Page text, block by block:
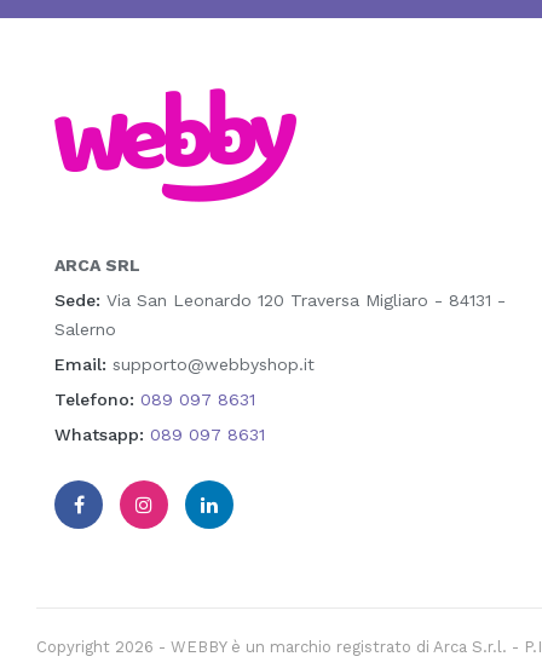
ARCA SRL
Sede: Via San Leonardo 120 Traversa Migliaro - 84131 -
Salerno
Email: supporto@webbyshop.it
Telefono: 089 097 8631
Whatsapp: 089 097 8631
Copyright 2026 - WEBBY è un marchio registrato di Arca S.r.l. -